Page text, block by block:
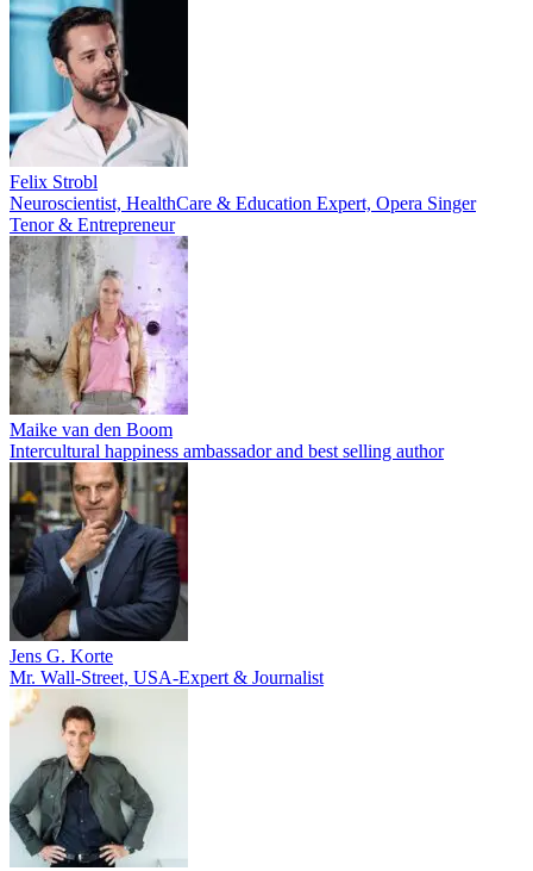
Felix Strobl
Neuroscientist, HealthCare & Education Expert, Opera Singer
Tenor & Entrepreneur
Maike van den Boom
Intercultural happiness ambassador and best selling author
Jens G. Korte
Mr. Wall-Street, USA-Expert & Journalist